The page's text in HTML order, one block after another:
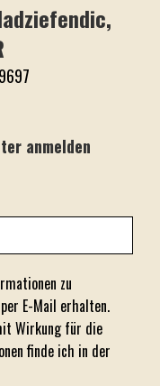
anmelden
zu
E-Mail erhalten.
Wirkung für die
finde ich in der